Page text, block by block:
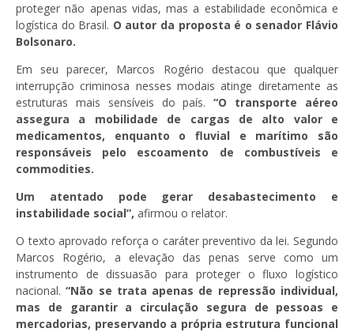
proteger não apenas vidas, mas a estabilidade econômica e
logística do Brasil. O autor da proposta é o senador Flávio
Bolsonaro.
Em seu parecer, Marcos Rogério destacou que qualquer
interrupção criminosa nesses modais atinge diretamente as
estruturas mais sensíveis do país.“O transporte aéreo
assegura a mobilidade de cargas de alto valor e
medicamentos, enquanto o fluvial e marítimo são
responsáveis pelo escoamento de combustíveis e
commodities.
Um atentado pode gerar desabastecimento e
instabilidade social”, afirmou o relator.
O texto aprovado reforça o caráter preventivo da lei. Segundo
Marcos Rogério, a elevação das penas serve como um
instrumento de dissuasão para proteger o fluxo logístico
nacional. “Não se trata apenas de repressão individual,
mas de garantir a circulação segura de pessoas e
mercadorias, preservando a própria estrutura funcional